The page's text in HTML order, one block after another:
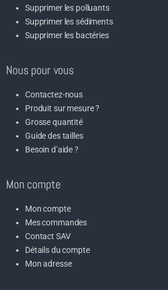
Supprimer les polluants
Supprimer les sédiments
Supprimer les bactéries
Nous pour vous
Contactez-nous
Produit sur mesure ?
Grosse quantité
Guide des tailles
Besoin d’aide ?
Mon compte
Mon compte
Mes commandes
Contact SAV
Détails du compte
Mon adresse